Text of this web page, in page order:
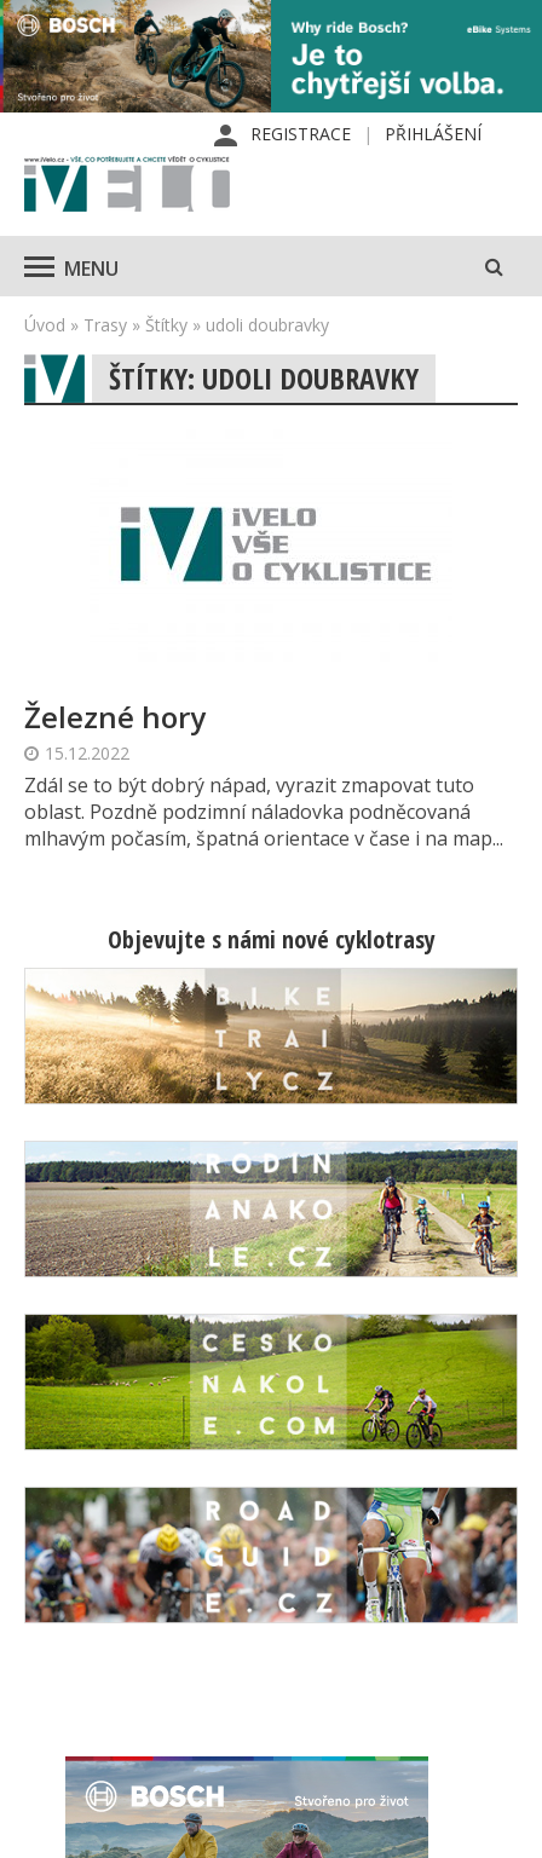
REGISTRACE PŘIHLÁŠENÍ
MENU
Úvod » Trasy » Štítky » udoli doubravky
ŠTÍTKY: UDOLI DOUBRAVKY
Železné hory
15.12.2022
Zdál se to být dobrý nápad, vyrazit zmapovat tuto
oblast. Pozdně podzimní náladovka podněcovaná
mlhavým počasím, špatná orientace v čase i na map...
Objevujte s námi nové cyklotrasy